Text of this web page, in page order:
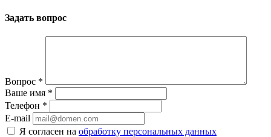
Задать вопрос
Вопрос *
Ваше имя *
Телефон *
E-mail
Я согласен на обработку персональных данных